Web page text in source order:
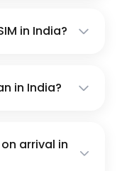
in India?
in India?
arrival in